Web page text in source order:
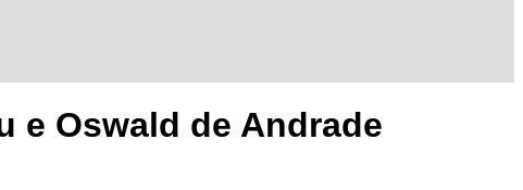
e Oswald de Andrade